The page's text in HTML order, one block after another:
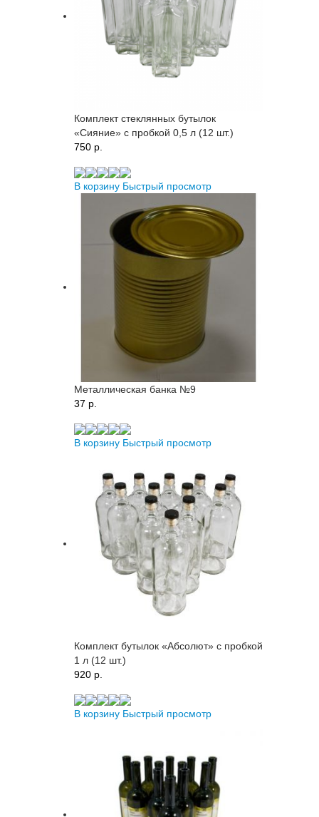
Комплект стеклянных бутылок
«Сияние» с пробкой 0,5 л (12 шт.)
750 p.
В корзину Быстрый просмотр
Металлическая банка №9
37 p.
В корзину Быстрый просмотр
Комплект бутылок «Абсолют» с пробкой
1 л (12 шт.)
920 p.
В корзину Быстрый просмотр